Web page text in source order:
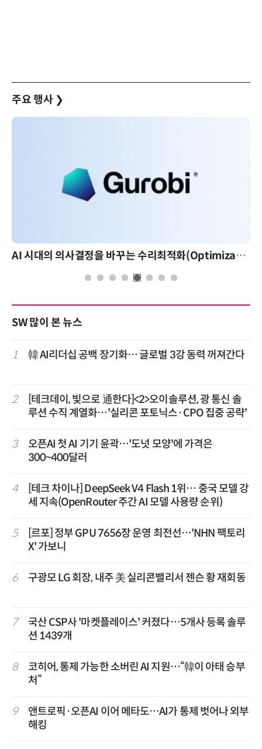
주요 행사 ❯
AI 시대의 의사결정을 바꾸는 수리최적화(Optimization): 실제 산업 적용 사례와 활용 전략
SW 많이 본 뉴스
1 韓 AI리더십 공백 장기화… 글로벌 3강 동력 꺼져간다
2
[테크데이, 빛으로 通한다]<2>오이솔루션, 광 통신 솔
루션 수직 계열화…'실리콘 포토닉스·CPO 집중 공략'
3
오픈AI 첫 AI 기기 윤곽…'도넛 모양'에 가격은
300~400달러
4
[테크 차이나] DeepSeek V4 Flash 1위… 중국 모델 강
세 지속(OpenRouter 주간 AI 모델 사용량 순위)
5
[르포] 정부 GPU 7656장 운영 최전선…'NHN 팩토리
X' 가보니
6 구광모 LG 회장, 내주 美 실리콘밸리서 젠슨 황 재회동
7
국산 CSP사 '마켓플레이스' 커졌다…5개사 등록 솔루
션 1439개
8
코히어, 통제 가능한 소버린 AI 지원…“韓이 아태 승부
처”
9
앤트로픽·오픈AI 이어 메타도…AI가 통제 벗어나 외부
해킹